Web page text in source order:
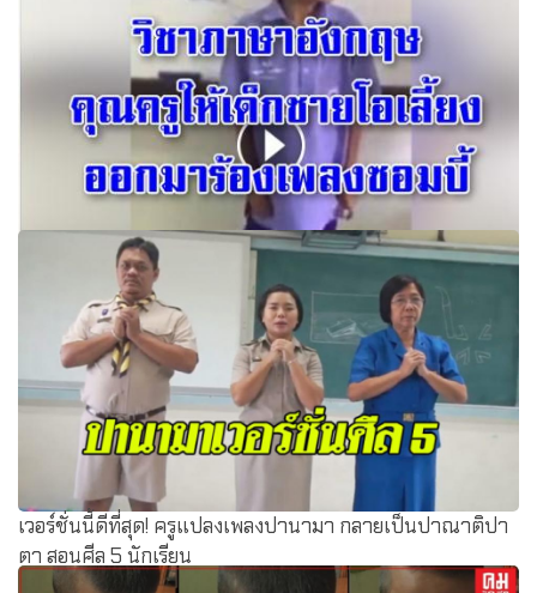
วิชาภาษาอังกฤษ...คุณครูให้เด็กชายโอเลี้ยงออกมาร้องเพลง
ซอมบี้(ตาอั่มว่าน้องโอเลี้ยงคงฟังมาผิดเพลง)
เวอร์ชั่นนี้ดีที่สุด! ครูแปลงเพลงปานามา กลายเป็นปาณาติปา
ตา สอนศีล 5 นักเรียน